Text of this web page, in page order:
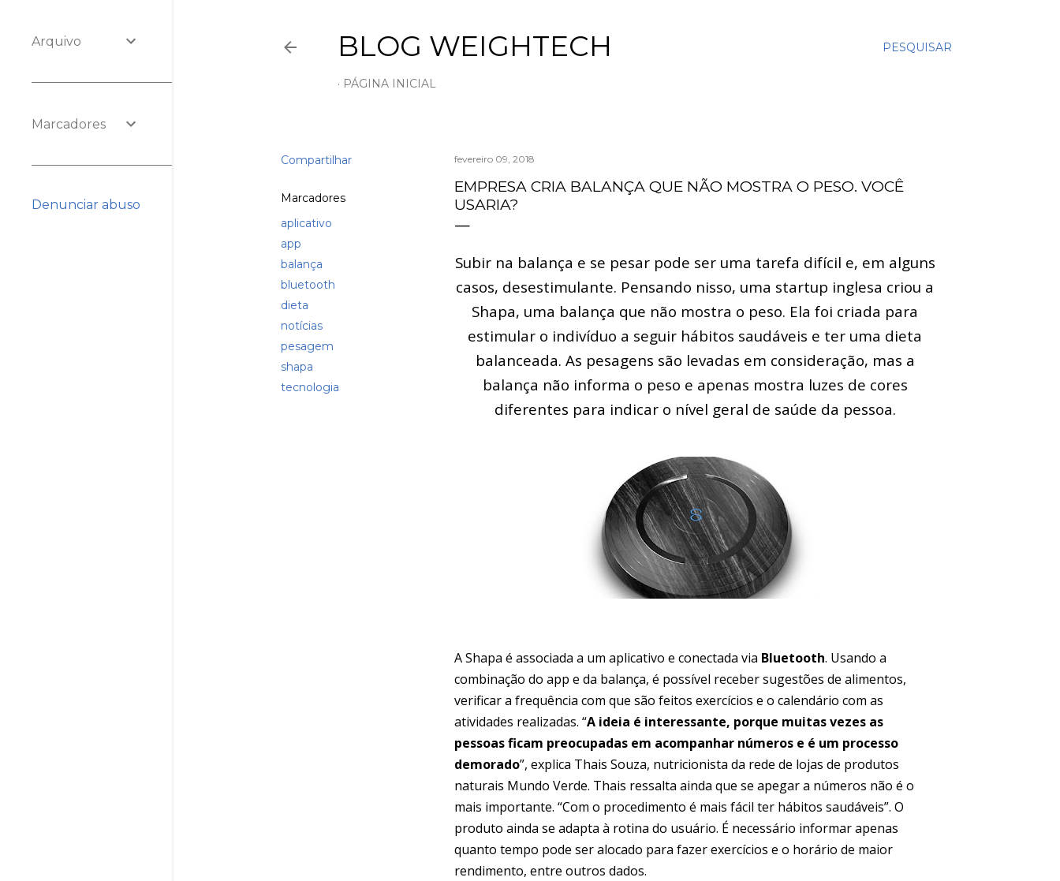
PESQUISAR
BLOG WEIGHTECH
PÁGINA INICIAL
Compartilhar
Marcadores
aplicativo
app
balança
bluetooth
dieta
notícias
pesagem
shapa
tecnologia
fevereiro 09, 2018
EMPRESA CRIA BALANÇA QUE NÃO MOSTRA O PESO. VOCÊ
USARIA?
Subir na balança e se pesar pode ser uma tarefa difícil e, em alguns
casos, desestimulante. Pensando nisso, uma startup inglesa criou a
Shapa, uma balança que não mostra o peso. Ela foi criada para
estimular o indivíduo a seguir hábitos saudáveis e ter uma dieta
balanceada. As pesagens são levadas em consideração, mas a
balança não informa o peso e apenas mostra luzes de cores
diferentes para indicar o nível geral de saúde da pessoa.
A Shapa é associada a um aplicativo e conectada via Bluetooth. Usando a
combinação do app e da balança, é possível receber sugestões de alimentos,
verificar a frequência com que são feitos exercícios e o calendário com as
atividades realizadas. “A ideia é interessante, porque muitas vezes as
pessoas ficam preocupadas em acompanhar números e é um processo
demorado”, explica Thais Souza, nutricionista da rede de lojas de produtos
naturais Mundo Verde. Thais ressalta ainda que se apegar a números não é o
mais importante. “Com o procedimento é mais fácil ter hábitos saudáveis”. O
produto ainda se adapta à rotina do usuário. É necessário informar apenas
quanto tempo pode ser alocado para fazer exercícios e o horário de maior
rendimento, entre outros dados.
Arquivo
Marcadores
Denunciar abuso